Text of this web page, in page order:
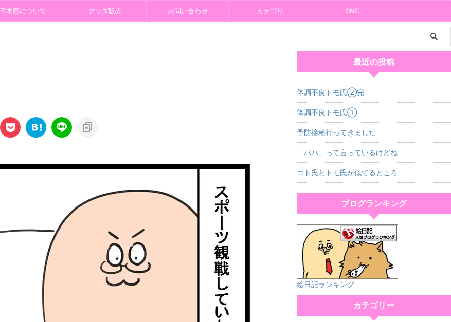
日本画について グッズ販売 お問い合わせ カテゴリ SNS
最近の投稿
体調不良トモ氏②完
体調不良トモ氏①
予防接種行ってきました
「パパ」って言っているけどね
コト氏とトモ氏が似てるところ
ブログランキング
絵日記ランキング
カテゴリー